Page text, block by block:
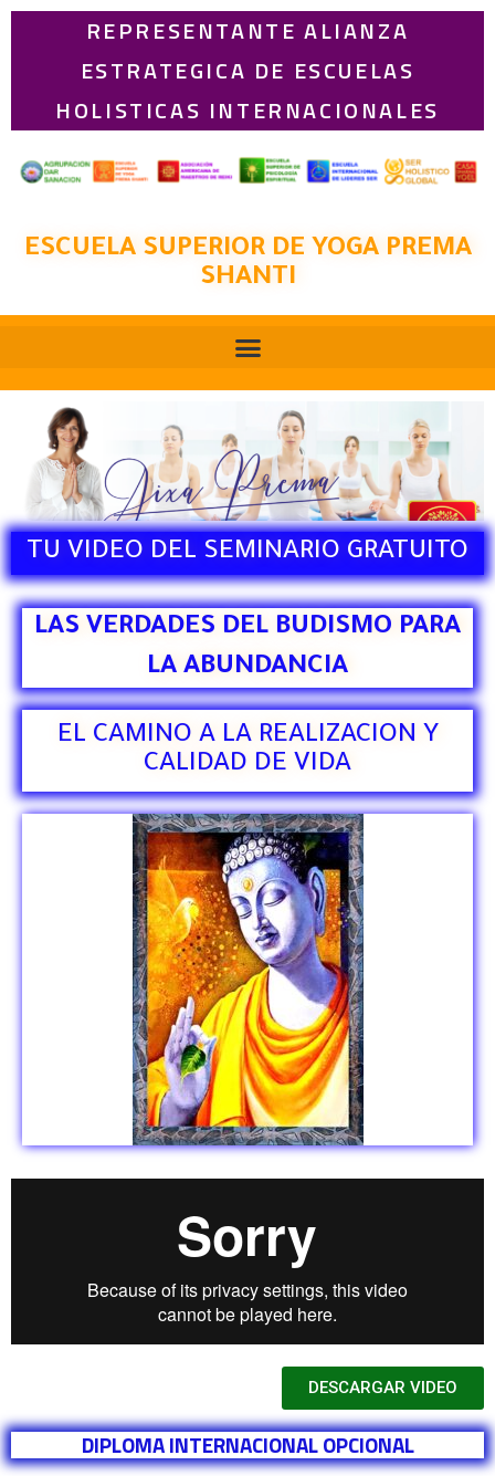
REPRESENTANTE ALIANZA
ESTRATEGICA DE ESCUELAS
HOLISTICAS INTERNACIONALES
ESCUELA SUPERIOR DE YOGA PREMA
SHANTI
TU VIDEO DEL SEMINARIO GRATUITO
LAS VERDADES DEL BUDISMO PARA
LA ABUNDANCIA
EL CAMINO A LA REALIZACION Y
CALIDAD DE VIDA
DESCARGAR VIDEO
DIPLOMA INTERNACIONAL OPCIONAL